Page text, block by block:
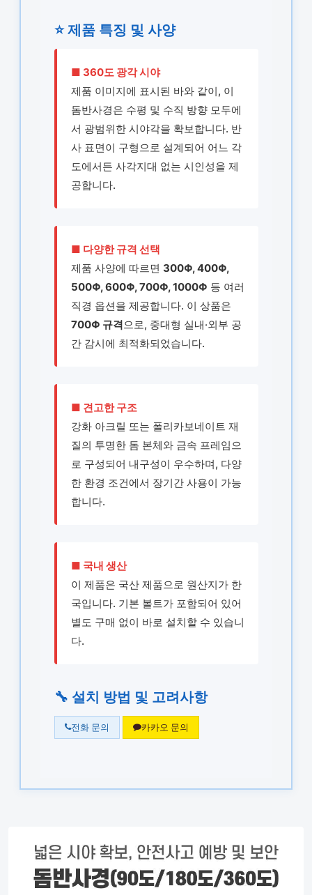
⭐ 제품 특징 및 사양
■ 360도 광각 시야
제품 이미지에 표시된 바와 같이, 이
돔반사경은 수평 및 수직 방향 모두에
서 광범위한 시야각을 확보합니다. 반
사 표면이 구형으로 설계되어 어느 각
도에서든 사각지대 없는 시인성을 제
공합니다.
■ 다양한 규격 선택
제품 사양에 따르면 300Φ, 400Φ,
500Φ, 600Φ, 700Φ, 1000Φ 등 여러
직경 옵션을 제공합니다. 이 상품은
700Φ 규격으로, 중대형 실내·외부 공
간 감시에 최적화되었습니다.
■ 견고한 구조
강화 아크릴 또는 폴리카보네이트 재
질의 투명한 돔 본체와 금속 프레임으
로 구성되어 내구성이 우수하며, 다양
한 환경 조건에서 장기간 사용이 가능
합니다.
■ 국내 생산
이 제품은 국산 제품으로 원산지가 한
국입니다. 기본 볼트가 포함되어 있어
별도 구매 없이 바로 설치할 수 있습니
다.
🔧 설치 방법 및 고려사항
전화 문의 카카오 문의